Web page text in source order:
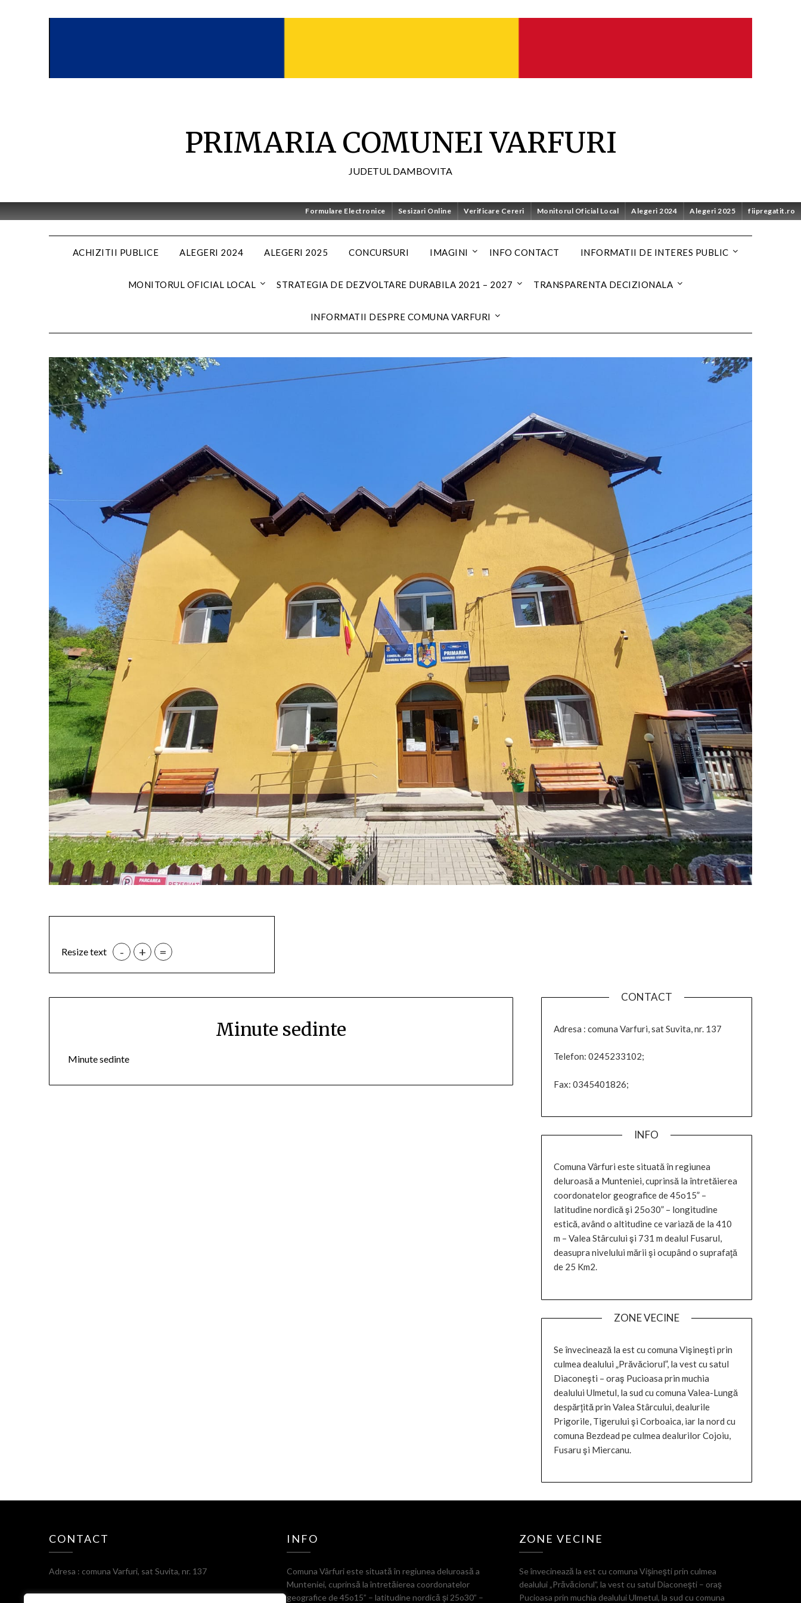
PRIMARIA COMUNEI VARFURI
JUDETUL DAMBOVITA
Formulare Electronice Sesizari Online Verificare Cereri Monitorul Oficial Local Alegeri 2024 Alegeri 2025 fiipregatit.ro
ACHIZITII PUBLICE ALEGERI 2024 ALEGERI 2025 CONCURSURI IMAGINI INFO CONTACT INFORMATII DE INTERES PUBLIC
MONITORUL OFICIAL LOCAL STRATEGIA DE DEZVOLTARE DURABILA 2021 – 2027 TRANSPARENTA DECIZIONALA
INFORMATII DESPRE COMUNA VARFURI
Resize text - + =
Minute sedinte
Minute sedinte
CONTACT
Adresa : comuna Varfuri, sat Suvita, nr. 137
Telefon: 0245233102;
Fax: 0345401826;
INFO
Comuna Vârfuri este situată în regiunea
deluroasă a Munteniei, cuprinsă la întretăierea
coordonatelor geografice de 45o15” –
latitudine nordică şi 25o30” – longitudine
estică, având o altitudine ce variază de la 410
m – Valea Stârcului şi 731 m dealul Fusarul,
deasupra nivelului mării şi ocupând o suprafaţă
de 25 Km2.
ZONE VECINE
Se învecinează la est cu comuna Vişineşti prin
culmea dealului „Prăvăciorul”, la vest cu satul
Diaconeşti – oraş Pucioasa prin muchia
dealului Ulmetul, la sud cu comuna Valea-Lungă
despărţită prin Valea Stârcului, dealurile
Prigorile, Tigerului şi Corboaica, iar la nord cu
comuna Bezdead pe culmea dealurilor Cojoiu,
Fusaru şi Miercanu.
CONTACT
Adresa : comuna Varfuri, sat Suvita, nr. 137
Telefon: 0245233102;
INFO
Comuna Vârfuri este situată în regiunea deluroasă a
Munteniei, cuprinsă la întretăierea coordonatelor
geografice de 45o15” – latitudine nordică şi 25o30” –
ZONE VECINE
Se învecinează la est cu comuna Vişineşti prin culmea
dealului „Prăvăciorul”, la vest cu satul Diaconeşti – oraş
Pucioasa prin muchia dealului Ulmetul, la sud cu comuna